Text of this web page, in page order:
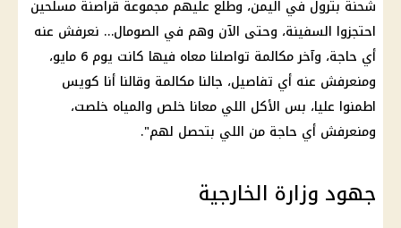
شحنة بترول في اليمن، وطلع عليهم مجموعة قراصنة مسلحين
احتجزوا السفينة، وحتى الآن وهم في الصومال… نعرفش عنه
أي حاجة، وآخر مكالمة تواصلنا معاه فيها كانت يوم 6 مايو،
ومنعرفش عنه أي تفاصيل، جالنا مكالمة وقالنا أنا كويس
اطمنوا عليا، بس الأكل اللي معانا خلص والمياه خلصت،
ومنعرفش أي حاجة من اللي بتحصل لهم".
جهود وزارة الخارجية